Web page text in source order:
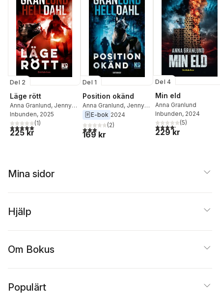
Del 2
Läge rött
Anna Granlund, Jenny
Helldahl
Inbunden, 2025
5,0utav 5 stjärnor. Totalt antal röster:
(1)
225 kr
Del 1
Position okänd
Anna Granlund, Jenny
Helldahl
E-bok 2024
3,0utav 5 stjärnor. Totalt antal röster:
(2)
169 kr
Del 4
Min eld
Anna Granlund
Inbunden, 2024
4,2utav 5 stjärnor.
(5)
229 kr
Mina sidor
Hjälp
Om Bokus
Populärt